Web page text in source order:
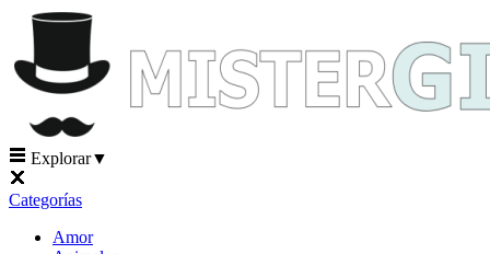
Explorar▼
Categorías
Amor